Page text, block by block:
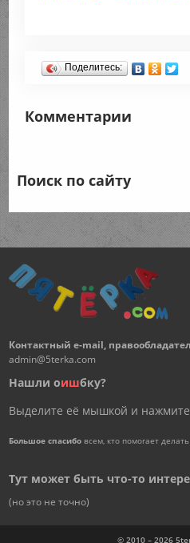
Поделитесь:
Комментарии
Поиск по сайту
Контактный e-mail,
admin@5terka.com
Нашли оишбку?
Выделите её мышкой и нажмите
Большое спасибовсем, кто помогает
Тут может быть что-то
(но это не точно)
© 2010 – 2026